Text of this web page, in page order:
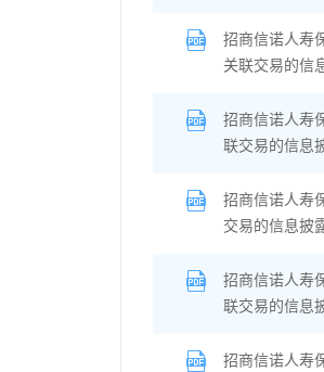
招商信诺人寿
关联交易的信
招商信诺人寿
联交易的信息
招商信诺人寿
交易的信息披
招商信诺人寿
联交易的信息
招商信诺人寿